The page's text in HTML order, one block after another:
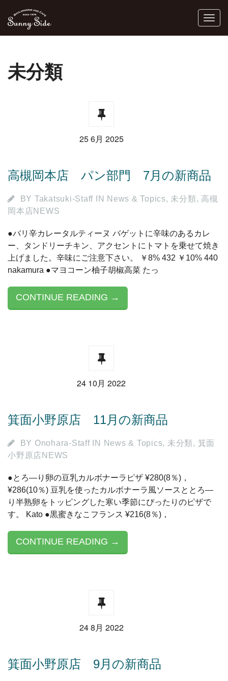
未分類
25 6月 2025
高槻岡本店 パン部門 7月の新商品
BY Takatsuki-Staff IN News & Topics, 未分類, 高槻
岡本店NEWS
●バリ辛カレータルティーヌ バゲットに辛味のあるカレ
ー、タンドリーチキン、アクセントにトマトを乗せて焼き
上げました。辛味にご注意下さい。 ￥8% 432 ￥10% 440
nakamura ●マヨコーン柚子胡椒高菜 たっ
CONTINUE READING →
24 10月 2022
箕面小野原店 11月の新商品
BY Onohara-StaffIN News & Topics, 未分類, 箕面
小野原店NEWS
●とろ―り卵の豆乳カルボナーラピザ ¥280(8％)，
¥286(10％) 豆乳を使ったカルボナーラ風ソースととろ―
り半熟卵をトッピングした寒い季節にぴったりのピザで
す。 Kato ●黒蜜きなこフランス ¥216(8％)，
CONTINUE READING →
24 8月 2022
箕面小野原店 9月の新商品